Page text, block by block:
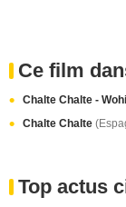
Ce film
Chalte Chalte -
Chalte Chalte
Top actus